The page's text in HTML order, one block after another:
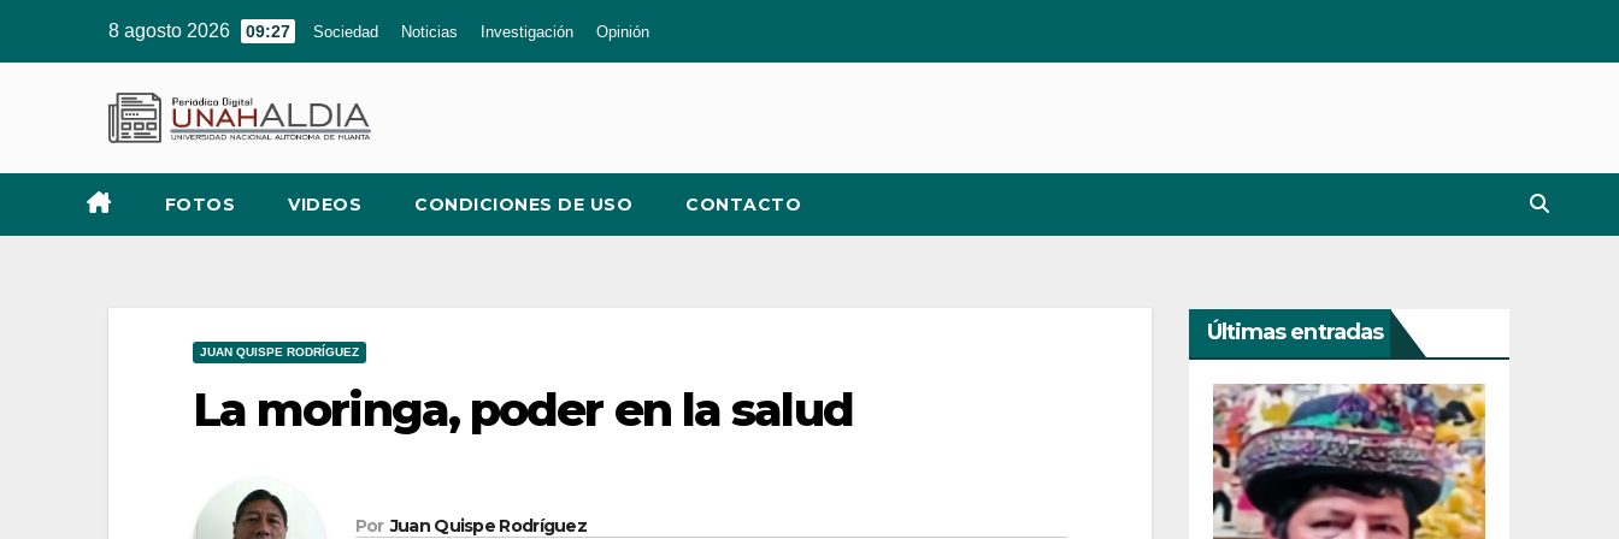
8 agosto 2026 09:27 Sociedad Noticias Investigación Opinión
FOTOS VIDEOS CONDICIONES DE USO CONTACTO
JUAN QUISPE RODRÍGUEZ
La moringa, poder en la salud
Por Juan Quispe Rodríguez
Últimas entradas